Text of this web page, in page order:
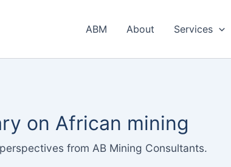
ABM About Services
on African mining
from AB Mining Consultants.